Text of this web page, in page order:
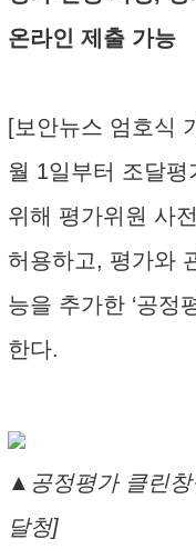
온라인 제출 가능
[보안뉴스 엄호식
월 1일부터 조달
위해 평가위원 사
허용하고, 평가와
능을 추가한 ‘공정
한다.
▲공정평가 클린
달청]